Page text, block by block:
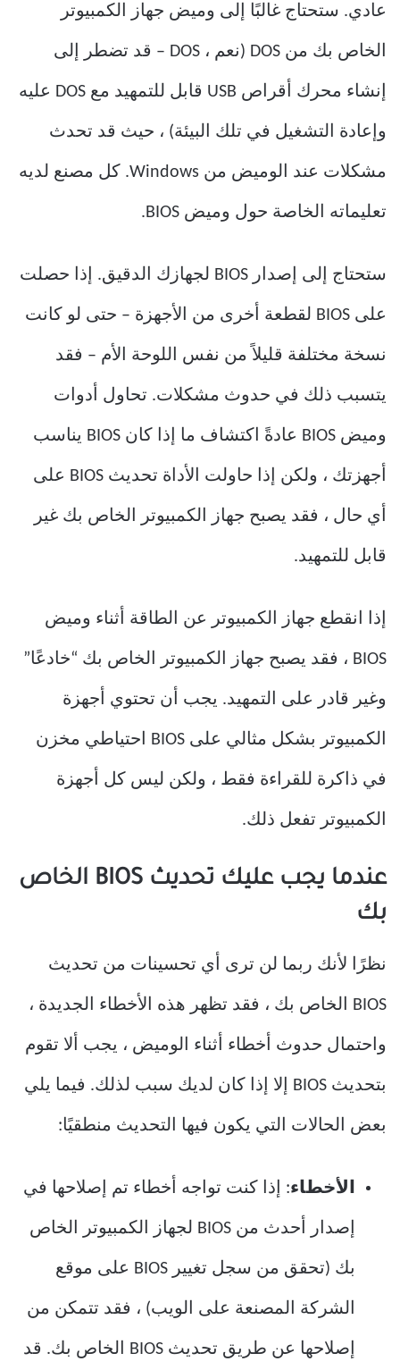
عادي. ستحتاج غالبًا إلى وميض جهاز الكمبيوتر
الخاص بك من DOS (نعم ، DOS – قد تضطر إلى
إنشاء محرك أقراص USB قابل للتمهيد مع DOS عليه
وإعادة التشغيل في تلك البيئة) ، حيث قد تحدث
مشكلات عند الوميض من Windows. كل مصنع لديه
تعليماته الخاصة حول وميض BIOS.
ستحتاج إلى إصدار BIOS لجهازك الدقيق. إذا حصلت
على BIOS لقطعة أخرى من الأجهزة – حتى لو كانت
نسخة مختلفة قليلاً من نفس اللوحة الأم – فقد
يتسبب ذلك في حدوث مشكلات. تحاول أدوات
وميض BIOS عادةً اكتشاف ما إذا كان BIOS يناسب
أجهزتك ، ولكن إذا حاولت الأداة تحديث BIOS على
أي حال ، فقد يصبح جهاز الكمبيوتر الخاص بك غير
قابل للتمهيد.
إذا انقطع جهاز الكمبيوتر عن الطاقة أثناء وميض
BIOS ، فقد يصبح جهاز الكمبيوتر الخاص بك “خادعًا”
وغير قادر على التمهيد. يجب أن تحتوي أجهزة
الكمبيوتر بشكل مثالي على BIOS احتياطي مخزن
في ذاكرة للقراءة فقط ، ولكن ليس كل أجهزة
الكمبيوتر تفعل ذلك.
عندما يجب عليك تحديث BIOS الخاص
بك
نظرًا لأنك ربما لن ترى أي تحسينات من تحديث
BIOS الخاص بك ، فقد تظهر هذه الأخطاء الجديدة ،
واحتمال حدوث أخطاء أثناء الوميض ، يجب ألا تقوم
بتحديث BIOS إلا إذا كان لديك سبب لذلك. فيما يلي
بعض الحالات التي يكون فيها التحديث منطقيًا:
الأخطاء: إذا كنت تواجه أخطاء تم إصلاحها في
إصدار أحدث من BIOS لجهاز الكمبيوتر الخاص
بك (تحقق من سجل تغيير BIOS على موقع
الشركة المصنعة على الويب) ، فقد تتمكن من
إصلاحها عن طريق تحديث BIOS الخاص بك. قد